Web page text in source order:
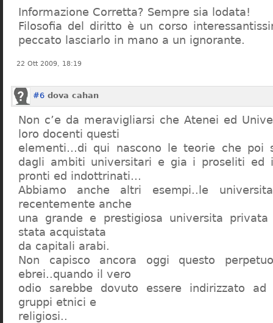
Informazione Corretta? Sempre sia lodata!
Filosofia del diritto è un corso
peccato lasciarlo in mano a un ignorante.
22 Ott 2009, 18:19
#6 dova cahan
Non c’e da meravigliarsi che Atenei ed
loro docenti questi
elementi…di qui nascono le teorie che poi
dagli ambiti universitari e gia i proseliti ed
pronti ed indottrinati…
Abbiamo anche altri esempi..le
recentemente anche
una grande e prestigiosa universita
stata acquistata
da capitali arabi.
Non capisco ancora oggi questo
ebrei..quando il vero
odio sarebbe dovuto essere indirizzato
gruppi etnici e
religiosi..